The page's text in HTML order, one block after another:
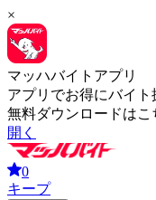
×
マッハバイトアプリ
アプリでお得にバイト
無料ダウンロードはこ
開く
0
キープ